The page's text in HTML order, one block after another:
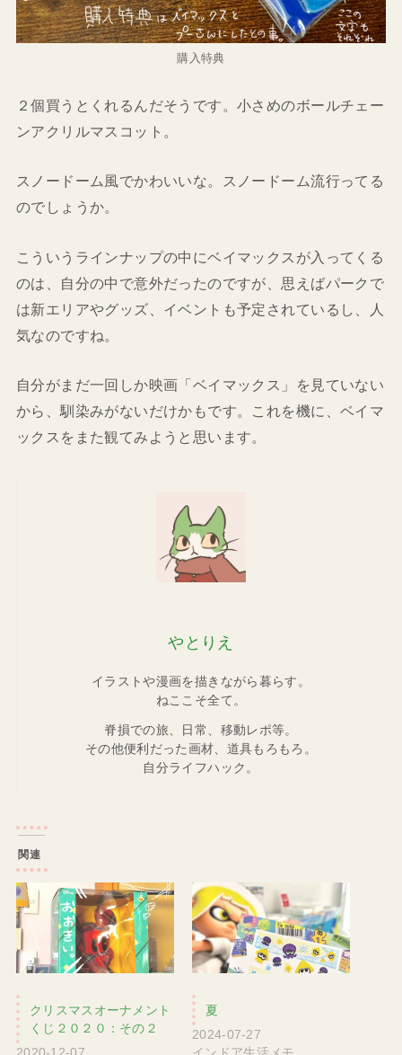
購入特典
２個買うとくれるんだそうです。小さめのボールチェー
ンアクリルマスコット。
スノードーム風でかわいいな。スノードーム流行ってる
のでしょうか。
こういうラインナップの中にベイマックスが入ってくる
のは、自分の中で意外だったのですが、思えばパークで
は新エリアやグッズ、イベントも予定されているし、人
気なのですね。
自分がまだ一回しか映画「ベイマックス」を見ていない
から、馴染みがないだけかもです。これを機に、ベイマ
ックスをまた観てみようと思います。
やとりえ
イラストや漫画を描きながら暮らす。
ねここそ全て。
脊損での旅、日常、移動レポ等。
その他便利だった画材、道具もろもろ。
自分ライフハック。
関連
クリスマスオーナメント
くじ２０２０：その２
夏
2024-07-27